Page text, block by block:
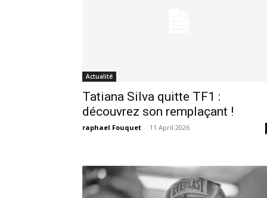
Actualité
Tatiana Silva quitte TF1 :
découvrez son remplaçant !
raphael Fouquet - 11 April 2026